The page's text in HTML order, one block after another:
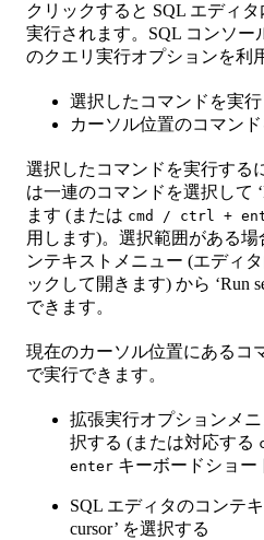
クリックすると SQL エディ
実行されます。SQL コンソー
のクエリ実行オプションを利
選択したコマンドを実行
カーソル位置のコマン
選択したコマンドを実行する
は一連のコマンドを選択して
ます (または cmd / ctrl +
用します)。選択範囲がある場
ンテキストメニュー (エディ
ックして開きます) から ‘Run
できます。
現在のカーソル位置にあるコ
で実行できます。
拡張実行オプションメニ
択する (または対応する
enter キーボードショー
SQL エディタのコンテ
cursor’ を選択する